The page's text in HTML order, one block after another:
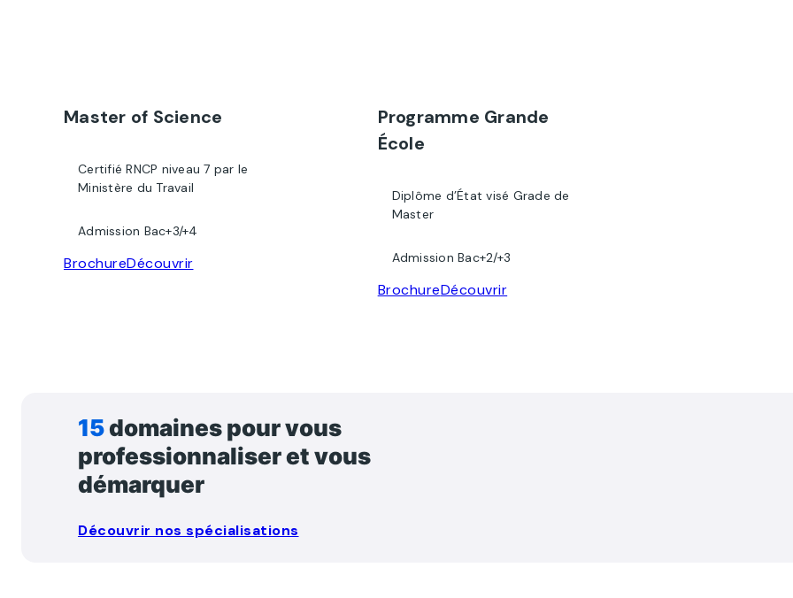
Master of Science
Certifié RNCP niveau 7 par le
Ministère du Travail
Admission Bac+3/+4
BrochureDécouvrir
Programme Grande
École
Diplôme d’État visé Grade de
Master
Admission Bac+2/+3
BrochureDécouvrir
15domaines pour vous
professionnaliser et vous
démarquer
Découvrir nos spécialisations